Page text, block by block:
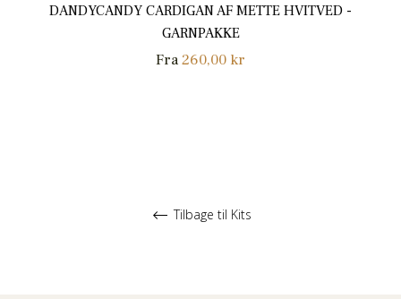
DANDYCANDY CARDIGAN AF METTE HVITVED -
GARNPAKKE
Fra260,00 kr
Tilbage til Kits